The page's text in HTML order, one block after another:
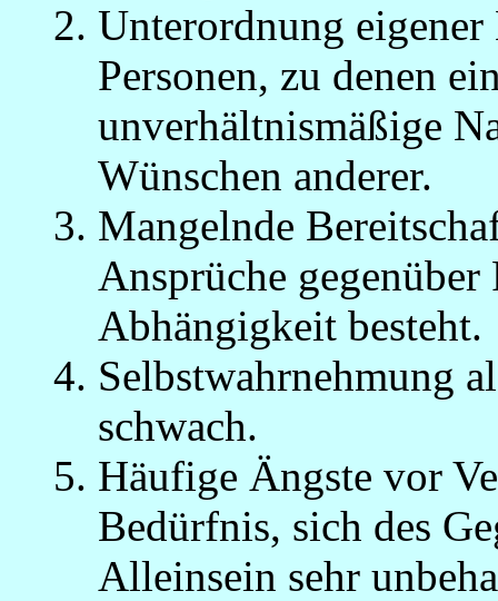
Unterordnung
Personen, zu denen
unverhältnismäßige
Wünschen anderer.
Mangelnde
Ansprüche gegenüber
Abhängigkeit besteht.
Selbstwahrnehmung
schwach.
Häufige Ängste vor
Bedürfnis, sich des
Alleinsein sehr